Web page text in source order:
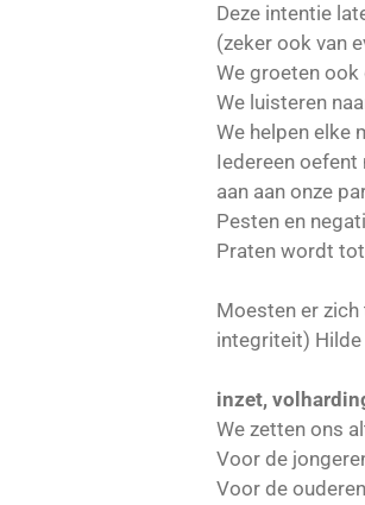
Deze intentie
(zeker ook van
We groeten ook
We luisteren
We helpen elke
Iedereen oefent
aan aan onze
Pesten en
Praten wordt
Moesten er
integriteit)
inzet,
We zetten ons
Voor de
Voor de